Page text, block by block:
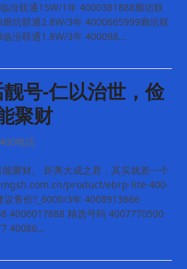
汾联通15W/1年 4000381888廊坊联
坊联通2.8W/3年 4000665999廊坊联
汾联通1.8W/3年 400098…
号-仁以治世，俭
聚财
电话
聚财。 距离大成之君，其实就差一个
product/ebrp-lite-400-
售价?_6000/3年 4008913666
4006017888 精选号码 4007770500
40086…